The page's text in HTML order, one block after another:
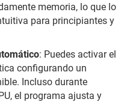
memoria, lo que lo
para principiantes y
: Puedes activar el
configurando un
Incluso durante
el programa ajusta y